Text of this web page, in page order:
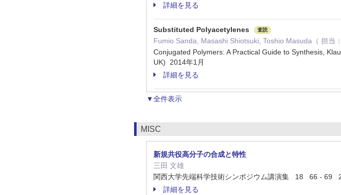
詳細を見る
Substituted Polyacetylenes 査読
Fumio Sanda, Masashi Shiotsuki, Toshio Masuda（ 担当：
Conjugated Polymers: A Practical Guide to Synthesis,
UK) 2014年1月
詳細を見る
▼全件表示
MISC
新規共役高分子の合成と特性
三田 文雄
関西大学先端科学技術シンポジウム講演集 18 66 - 69
詳細を見る